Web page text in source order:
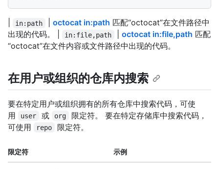
in:path octocat in:path 匹配“octocat”在文件路径中
出现的代码。 |
in:file,path octocat in:file,path 匹配
“octocat”在文件内容或文件路径中出现的代码。
在用户或组织的仓库内搜索
要在特定用户或组织拥有的所有仓库中搜索代码，可使
用
user 或 org
限定符。 要在特定存储库中搜索代码，
可使用
repo 限定符。
限定符 示例